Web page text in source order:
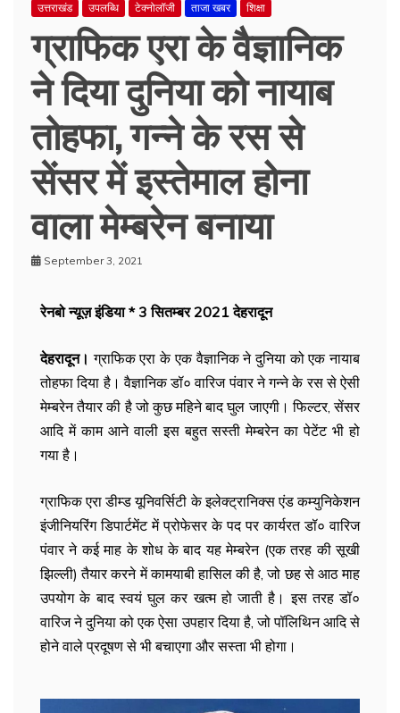
उत्तराखंड उपलब्धि टेक्नोलॉजी ताजा खबर शिक्षा
ग्राफिक एरा के वैज्ञानिक
ने दिया दुनिया को नायाब
तोहफा, गन्ने के रस से
सेंसर में इस्तेमाल होना
वाला मेम्बरेन बनाया
September 3, 2021
रेनबो न्यूज़ इंडिया * 3 सितम्बर 2021 देहरादून
देहरादून। ग्राफिक एरा के एक वैज्ञानिक ने दुनिया को एक नायाब
तोहफा दिया है। वैज्ञानिक डॉ० वारिज पंवार ने गन्ने के रस से ऐसी
मेम्बरेन तैयार की है जो कुछ महिने बाद घुल जाएगी। फिल्टर, सेंसर
आदि में काम आने वाली इस बहुत सस्ती मेम्बरेन का पेटेंट भी हो
गया है।
ग्राफिक एरा डीम्ड यूनिवर्सिटी के इलेक्ट्रानिक्स एंड कम्युनिकेशन
इंजीनियरिंग डिपार्टमेंट में प्रोफेसर के पद पर कार्यरत डॉ० वारिज
पंवार ने कई माह के शोध के बाद यह मेम्बरेन (एक तरह की सूखी
झिल्ली) तैयार करने में कामयाबी हासिल की है, जो छह से आठ माह
उपयोग के बाद स्वयं घुल कर खत्म हो जाती है। इस तरह डॉ०
वारिज ने दुनिया को एक ऐसा उपहार दिया है, जो पॉलिथिन आदि से
होने वाले प्रदूषण से भी बचाएगा और सस्ता भी होगा।